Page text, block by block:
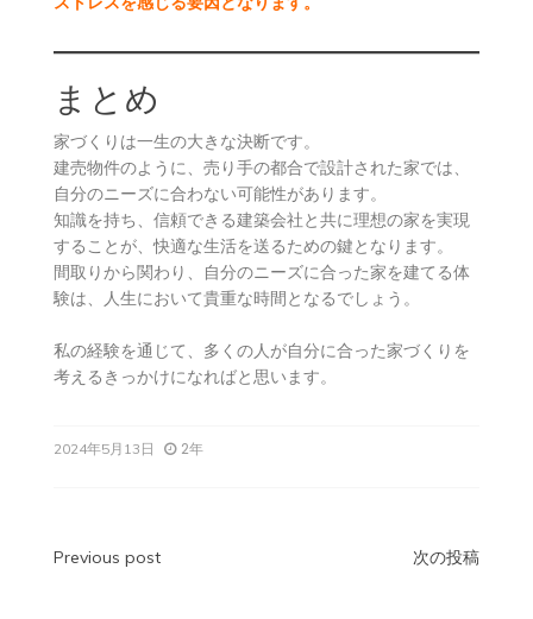
まとめ
家づくりは一生の大きな決断です。
建売物件のように、売り手の都合で設計された家では、
自分のニーズに合わない可能性があります。
知識を持ち、信頼できる建築会社と共に理想の家を実現
することが、快適な生活を送るための鍵となります。
間取りから関わり、自分のニーズに合った家を建てる体
験は、人生において貴重な時間となるでしょう。
私の経験を通じて、多くの人が自分に合った家づくりを
考えるきっかけになればと思います。
2024年5月13日 2年
投
Previous post 次の投稿